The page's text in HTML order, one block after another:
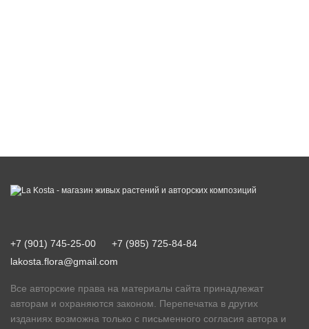
+7 (901) 745-25-00
+7 (985) 725-84-84
lakosta.flora@gmail.com
Все авторские права на материалы сайта принадлежат
авторам и охраняются законом. Перепечатка в других
изданиях возможна только с письменного согласия автора и